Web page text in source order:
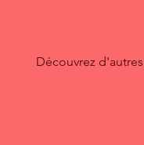
Découvrez